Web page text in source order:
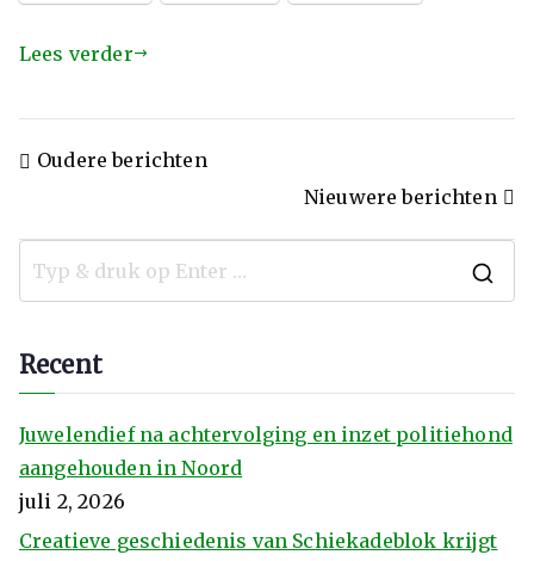
Lees verder
Oudere berichten
Nieuwere berichten
Recent
Juwelendief na achtervolging en inzet politiehond
aangehouden in Noord
juli 2, 2026
Creatieve geschiedenis van Schiekadeblok krijgt